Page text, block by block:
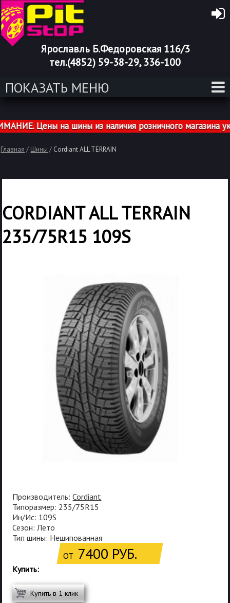
Ярославль Б.Федоровская 116/3
тел.(4852) 59-38-29, 336-100
ПОКАЗАТЬ МЕНЮ
Цены на шины из наличия розничного магазина
Главная / Шины / Cordiant ALL TERRAIN
CORDIANT ALL TERRAIN
235/75R15 109S
Производитель:Cordiant
Типоразмер: 235/75R15
Ин/Ис: 109S
Сезон: Лето
Тип шины: Нешипованная
ОТ 7400 РУБ.
Купить:
Купить в 1 клик